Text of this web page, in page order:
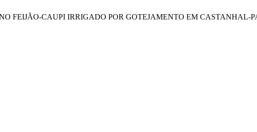
NO FEIJÃO-CAUPI IRRIGADO POR GOTEJAMENTO EM CASTANHAL-